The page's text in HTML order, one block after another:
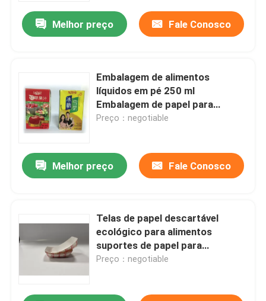
Melhor preço Fale Conosco
Embalagem de alimentos
líquidos em pé 250 ml
Embalagem de papel para
líquidos
Preço：negotiable
Melhor preço Fale Conosco
Telas de papel descartável
ecológico para alimentos
suportes de papel para
cachorros quentes empilháveis
Preço：negotiable